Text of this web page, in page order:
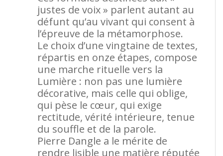
justes de voix » parlent autant au
défunt qu’au vivant qui consent à
l’épreuve de la métamorphose.
Le choix d’une vingtaine de textes,
répartis en onze étapes, compose
une marche rituelle vers la
Lumière : non pas une lumière
décorative, mais celle qui oblige,
qui pèse le cœur, qui exige
rectitude, vérité intérieure, tenue
du souffle et de la parole.
Pierre Dangle a le mérite de
rendre lisible une matière réputée